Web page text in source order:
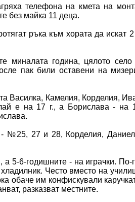
телефона на кмета на
без майка 11 деца.
ръка към хората да искат
миналата година, цялото
пак били оставени на
Василка, Камелия, Корделия,
е на 17 г., а Борислава - на
- №25, 27 и 28, Корделия,
5-6-годишните - на играчки. По-
Често вместо на
обаче им конфискували
разказват местните.